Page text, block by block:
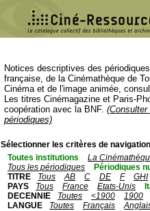
Notices descriptives des
française, de la Cinémathèque de
Cinéma et de l'image animée,
Les titres Cinémagazine et Paris-
coopération avec la BNF.
périodiques)
Sélectionner les critères de
Toutes institutions
La
Tous les périodiques
Périodiques
TITRE
Tous AB C DE F
GHI
PAYS
Tous France Etats-Unis
DECENNIE
Toutes <1900
1900
LANGUE
Toutes Français